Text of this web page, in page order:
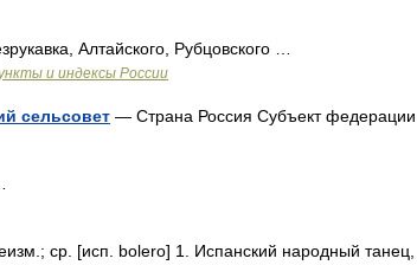
Алтайского, Рубцовского …
и индексы России
сельсовет — Страна Россия Субъект федерации
ср. [исп. bolero] 1. Испанский народный